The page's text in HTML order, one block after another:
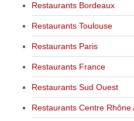
Restaurants Bordeaux
Restaurants Toulouse
Restaurants Paris
Restaurants France
Restaurants Sud Ouest
Restaurants Centre Rhône